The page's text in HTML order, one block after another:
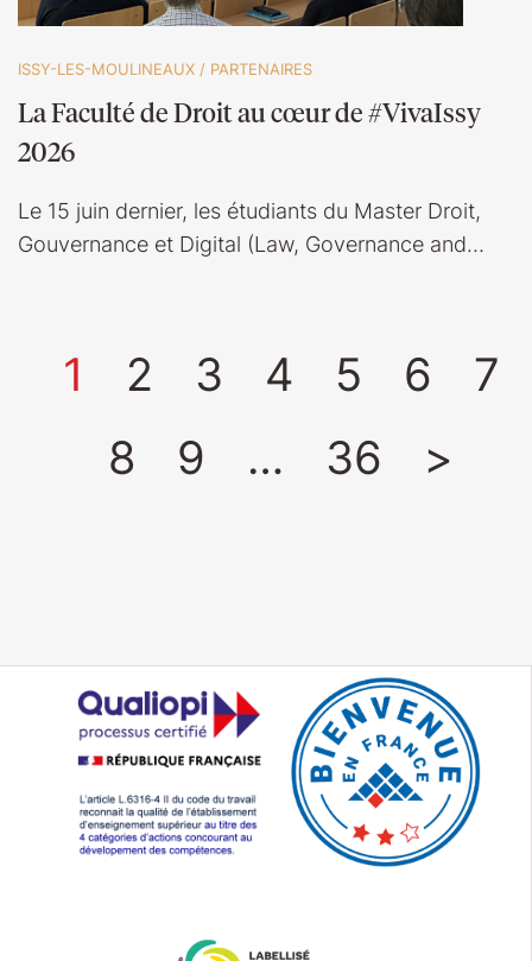
ISSY-LES-MOULINEAUX / PARTENAIRES
La Faculté de Droit au cœur de #VivaIssy
2026
Le 15 juin dernier, les étudiants du Master Droit,
Gouvernance et Digital (Law, Governance and…
1 2 3 4 5 6
7
8
9 … 36 >